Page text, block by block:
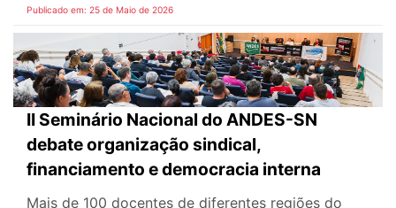
Publicado em: 25 de Maio de 2026
II Seminário Nacional do ANDES-SN
debate organização sindical,
financiamento e democracia interna
Mais de 100 docentes de diferentes regiões do